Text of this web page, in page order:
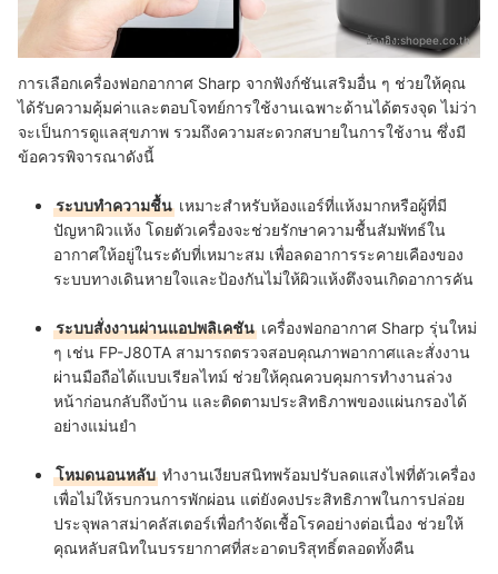
อ้างอิง:shopee.co.th
การเลือกเครื่องฟอกอากาศ Sharp จากฟังก์ชันเสริมอื่น ๆ ช่วยให้คุณ
ได้รับความคุ้มค่าและตอบโจทย์การใช้งานเฉพาะด้านได้ตรงจุด ไม่ว่า
จะเป็นการดูแลสุขภาพ รวมถึงความสะดวกสบายในการใช้งาน ซึ่งมี
ข้อควรพิจารณาดังนี้
ระบบทำความชื้น เหมาะสำหรับห้องแอร์ที่แห้งมากหรือผู้ที่มี
ปัญหาผิวแห้ง โดยตัวเครื่องจะช่วยรักษาความชื้นสัมพัทธ์ใน
อากาศให้อยู่ในระดับที่เหมาะสม เพื่อลดอาการระคายเคืองของ
ระบบทางเดินหายใจและป้องกันไม่ให้ผิวแห้งตึงจนเกิดอาการคัน
ระบบสั่งงานผ่านแอปพลิเคชัน เครื่องฟอกอากาศ Sharp รุ่นใหม่
ๆ เช่น FP-J80TA สามารถตรวจสอบคุณภาพอากาศและสั่งงาน
ผ่านมือถือได้แบบเรียลไทม์ ช่วยให้คุณควบคุมการทำงานล่วง
หน้าก่อนกลับถึงบ้าน และติดตามประสิทธิภาพของแผ่นกรองได้
อย่างแม่นยำ
โหมดนอนหลับ ทำงานเงียบสนิทพร้อมปรับลดแสงไฟที่ตัวเครื่อง
เพื่อไม่ให้รบกวนการพักผ่อน แต่ยังคงประสิทธิภาพในการปล่อย
ประจุพลาสม่าคลัสเตอร์เพื่อกำจัดเชื้อโรคอย่างต่อเนื่อง ช่วยให้
คุณหลับสนิทในบรรยากาศที่สะอาดบริสุทธิ์ตลอดทั้งคืน